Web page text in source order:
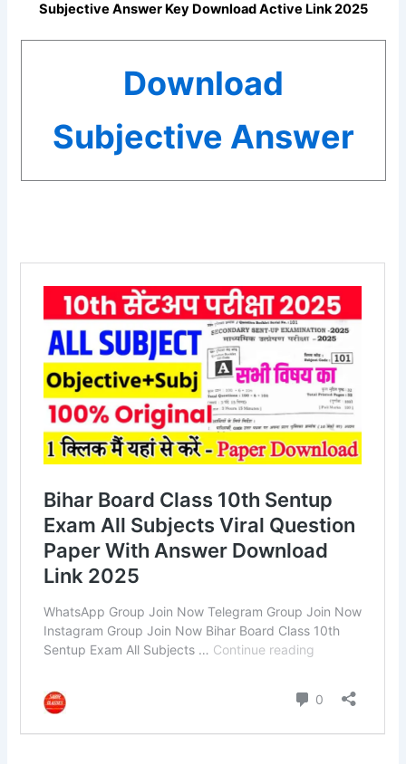
Subjective Answer Key Download Active Link 2025
Download
Subjective Answer